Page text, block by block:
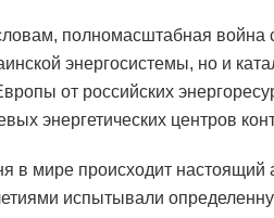
полномасштабная война
энергосистемы, но и
от российских
энергетических центров
в мире происходит
испытывали